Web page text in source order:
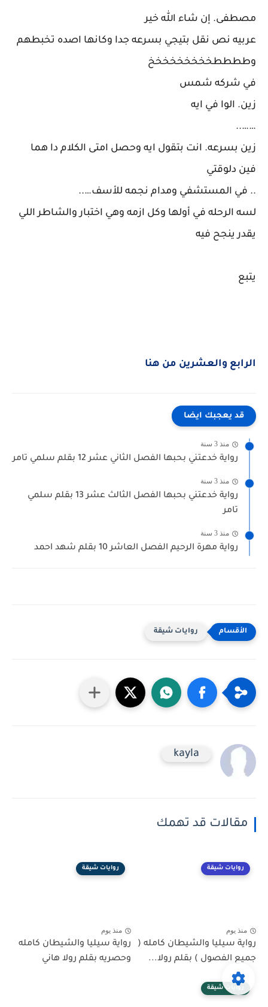
مصطفى. إن شاء الله خير
عربيه نص نقل بتيجي بسرعه جدا وكانها اصده تخبطهم
وططططخخخخخخخخخ
في شركه شمس
زين. الوا في ايه
……..
زين بسرعه. انت بتقول ايه وحصل امتى الكلام دا هما
فين دلوقتي
.. في المستشفي ومدام نجمه للأسف…..
لسه الرحله في أولها وكل ازمه وهي اختبار والشاطر اللي
يقدر ينجح فيه
يتبع
الرابع والعشرين من هنا
قد يعجبك ايضا
منذ 3 سنة
رواية خدعتني بحبها الفصل الثاني عشر 12 بقلم سلمي تامر
منذ 3 سنة
رواية خدعتني بحبها الفصل الثالث عشر 13 بقلم سلمي
تامر
منذ 3 سنة
رواية مهرة الرحيم الفصل العاشر 10 بقلم شهد احمد
روايات شيقة
kayla
مقالات قد تهمك
روايات شيقة
منذ يوم
رواية سيليا والشيطان كامله (
جميع الفصول ) بقلم رولا...
روايات شيقة
منذ يوم
رواية سيليا والشيطان كامله
وحصريه بقلم رولا هاني
روايات شيقة